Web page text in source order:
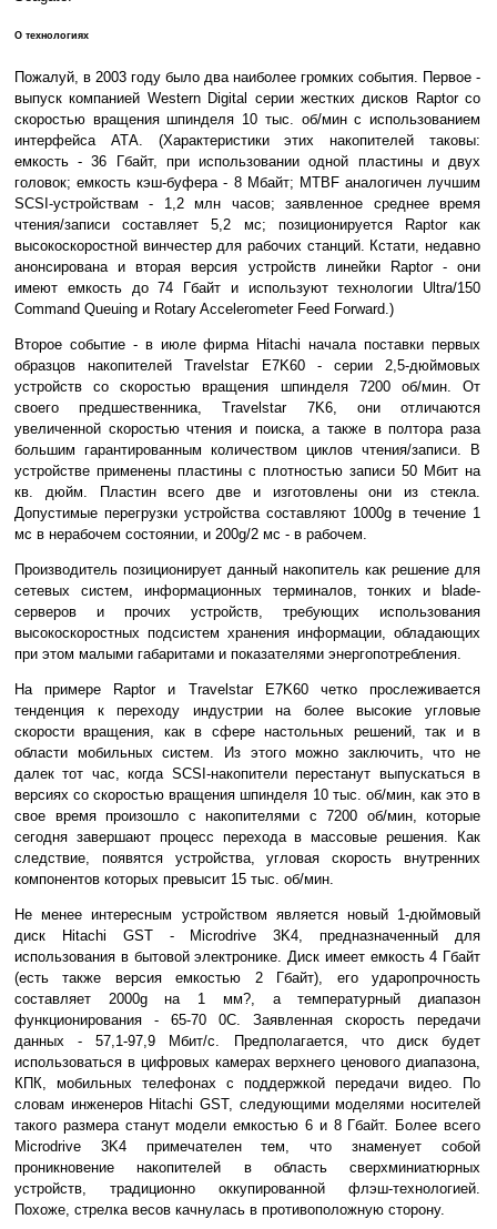
О технологиях
Пожалуй, в 2003 году было два наиболее громких события. Первое -
выпуск компанией Western Digital серии жестких дисков Raptor со
скоростью вращения шпинделя 10 тыс. об/мин с использованием
интерфейса АТА. (Характеристики этих накопителей таковы:
емкость - 36 Гбайт, при использовании одной пластины и двух
головок; емкость кэш-буфера - 8 Мбайт; MTBF аналогичен лучшим
SCSI-устройствам - 1,2 млн часов; заявленное среднее время
чтения/записи составляет 5,2 мс; позиционируется Raptor как
высокоскоростной винчестер для рабочих станций. Кстати, недавно
анонсирована и вторая версия устройств линейки Raptor - они
имеют емкость до 74 Гбайт и используют технологии Ultra/150
Command Queuing и Rotary Accelerometer Feed Forward.)
Второе событие - в июле фирма Hitachi начала поставки первых
образцов накопителей Travelstar E7K60 - серии 2,5-дюймовых
устройств со скоростью вращения шпинделя 7200 об/мин. От
своего предшественника, Travelstar 7K6, они отличаются
увеличенной скоростью чтения и поиска, а также в полтора раза
большим гарантированным количеством циклов чтения/записи. В
устройстве применены пластины с плотностью записи 50 Мбит на
кв. дюйм. Пластин всего две и изготовлены они из стекла.
Допустимые перегрузки устройства составляют 1000g в течение 1
мс в нерабочем состоянии, и 200g/2 мс - в рабочем.
Производитель позиционирует данный накопитель как решение для
сетевых систем, информационных терминалов, тонких и blade-
серверов и прочих устройств, требующих использования
высокоскоростных подсистем хранения информации, обладающих
при этом малыми габаритами и показателями энергопотребления.
На примере Raptor и Travelstar E7K60 четко прослеживается
тенденция к переходу индустрии на более высокие угловые
скорости вращения, как в сфере настольных решений, так и в
области мобильных систем. Из этого можно заключить, что не
далек тот час, когда SCSI-накопители перестанут выпускаться в
версиях со скоростью вращения шпинделя 10 тыс. об/мин, как это в
свое время произошло с накопителями с 7200 об/мин, которые
сегодня завершают процесс перехода в массовые решения. Как
следствие, появятся устройства, угловая скорость внутренних
компонентов которых превысит 15 тыс. об/мин.
Не менее интересным устройством является новый 1-дюймовый
диск Hitachi GST - Microdrive 3K4, предназначенный для
использования в бытовой электронике. Диск имеет емкость 4 Гбайт
(есть также версия емкостью 2 Гбайт), его ударопрочность
составляет 2000g на 1 мм?, а температурный диапазон
функционирования - 65-70 0С. Заявленная скорость передачи
данных - 57,1-97,9 Мбит/с. Предполагается, что диск будет
использоваться в цифровых камерах верхнего ценового диапазона,
КПК, мобильных телефонах с поддержкой передачи видео. По
словам инженеров Hitachi GST, следующими моделями носителей
такого размера станут модели емкостью 6 и 8 Гбайт. Более всего
Microdrive 3K4 примечателен тем, что знаменует собой
проникновение накопителей в область сверхминиатюрных
устройств, традиционно оккупированной флэш-технологией.
Похоже, стрелка весов качнулась в противоположную сторону.